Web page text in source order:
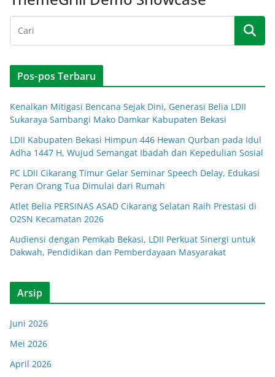
Pos-pos Terbaru
Kenalkan Mitigasi Bencana Sejak Dini, Generasi Belia LDII
Sukaraya Sambangi Mako Damkar Kabupaten Bekasi
LDII Kabupaten Bekasi Himpun 446 Hewan Qurban pada Idul
Adha 1447 H, Wujud Semangat Ibadah dan Kepedulian Sosial
PC LDII Cikarang Timur Gelar Seminar Speech Delay, Edukasi
Peran Orang Tua Dimulai dari Rumah
Atlet Belia PERSINAS ASAD Cikarang Selatan Raih Prestasi di
O2SN Kecamatan 2026
Audiensi dengan Pemkab Bekasi, LDII Perkuat Sinergi untuk
Dakwah, Pendidikan dan Pemberdayaan Masyarakat
Arsip
Juni 2026
Mei 2026
April 2026